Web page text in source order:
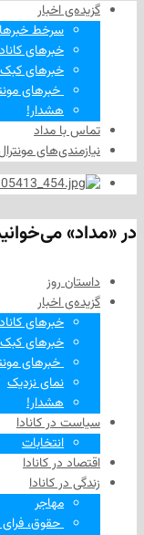
گزیده‌ی‌ اخبار
سرخط
خبرهای
خبرهای کبک
خبرهای
هشدار!
تماس با مداد
نیازمندی‌های
در «مداد»
داستان روز
گزیده‌ی‌ اخبار
خبرهای
خبرهای کبک
خبرهای
نمای نزدیک
هشدار!
سیاست در کانادا
انتخابات
اقتصاد در کانادا
زندگی در کانادا
مهاجر
حقوق، فرای